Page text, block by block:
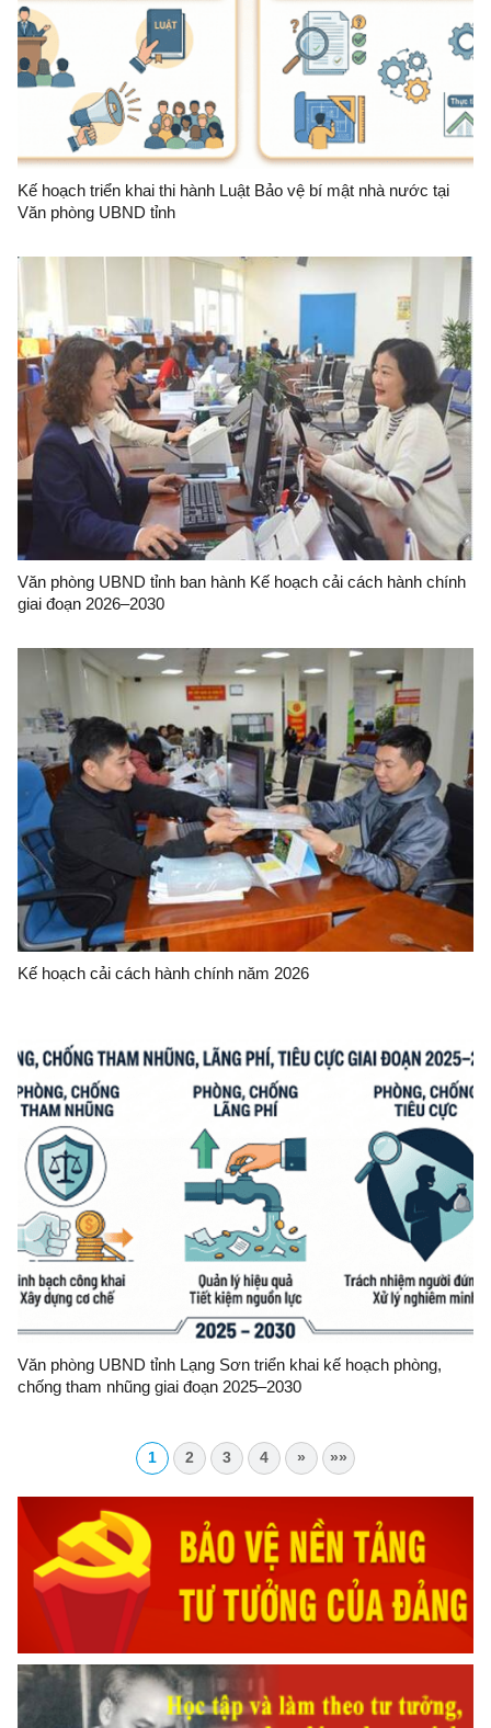
Kế hoạch triển khai thi hành Luật Bảo vệ bí mật nhà nước tại
Văn phòng UBND tỉnh
Văn phòng UBND tỉnh ban hành Kế hoạch cải cách hành chính
giai đoạn 2026–2030
Kế hoạch cải cách hành chính năm 2026
Văn phòng UBND tỉnh Lạng Sơn triển khai kế hoạch phòng,
chống tham nhũng giai đoạn 2025–2030
1 2 3 4 » »»